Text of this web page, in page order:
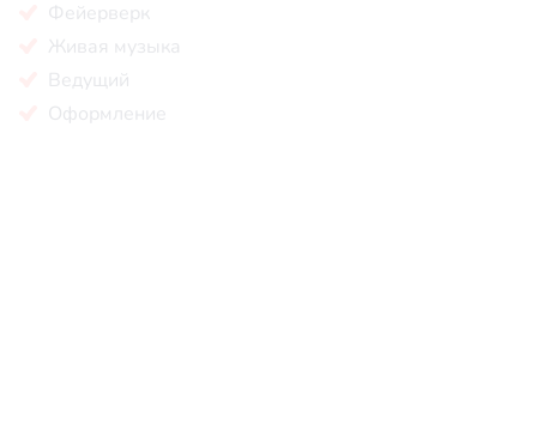
Фейерверк
Живая музыка
Ведущий
Оформление